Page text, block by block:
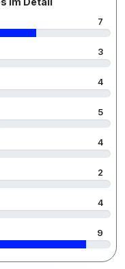
7
3
4
5
4
2
4
9